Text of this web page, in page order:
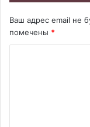
Ваш адрес email не
помечены *